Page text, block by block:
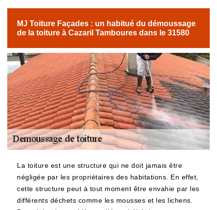
MJ Toiture Façades : un habitué du démoussage
de la toiture à Cazaril Tamboures dans le 31580
La toiture est une structure qui ne doit jamais être
négligée par les propriétaires des habitations. En effet,
cette structure peut à tout moment être envahie par les
différents déchets comme les mousses et les lichens.